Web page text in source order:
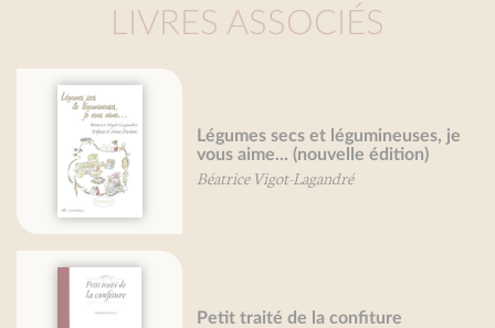
LIVRES ASSOCIÉS
et légumineuses, je
édition)
la confiture
Légumes des
François Besancenot
Petit traité du